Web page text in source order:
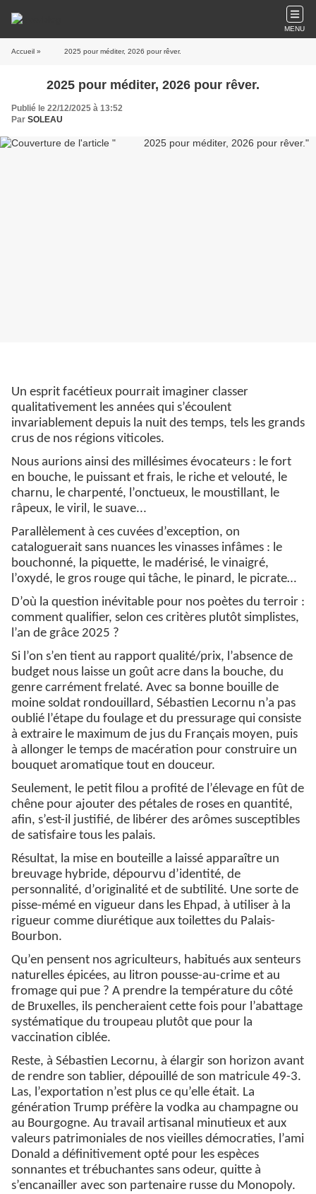
MENU
Accueil » 2025 pour méditer, 2026 pour rêver.
2025 pour méditer, 2026 pour rêver.
Publié le 22/12/2025 à 13:52
Par SOLEAU
Un esprit facétieux pourrait imaginer classer
qualitativement les années qui s’écoulent
invariablement depuis la nuit des temps, tels les grands
crus de nos régions viticoles.
Nous aurions ainsi des millésimes évocateurs : le fort
en bouche, le puissant et frais, le riche et velouté, le
charnu, le charpenté, l’onctueux, le moustillant, le
râpeux, le viril, le suave...
Parallèlement à ces cuvées d’exception, on
cataloguerait sans nuances les vinasses infâmes : le
bouchonné, la piquette, le madérisé, le vinaigré,
l’oxydé, le gros rouge qui tâche, le pinard, le picrate…
D’où la question inévitable pour nos poètes du terroir :
comment qualifier, selon ces critères plutôt simplistes,
l’an de grâce 2025 ?
Si l’on s’en tient au rapport qualité/prix, l’absence de
budget nous laisse un goût acre dans la bouche, du
genre carrément frelaté. Avec sa bonne bouille de
moine soldat rondouillard, Sébastien Lecornu n’a pas
oublié l’étape du foulage et du pressurage qui consiste
à extraire le maximum de jus du Français moyen, puis
à allonger le temps de macération pour construire un
bouquet aromatique tout en douceur.
Seulement, le petit filou a profité de l’élevage en fût de
chêne pour ajouter des pétales de roses en quantité,
afin, s’est-il justifié, de libérer des arômes susceptibles
de satisfaire tous les palais.
Résultat, la mise en bouteille a laissé apparaître un
breuvage hybride, dépourvu d’identité, de
personnalité, d’originalité et de subtilité. Une sorte de
pisse-mémé en vigueur dans les Ehpad, à utiliser à la
rigueur comme diurétique aux toilettes du Palais-
Bourbon.
Qu’en pensent nos agriculteurs, habitués aux senteurs
naturelles épicées, au litron pousse-au-crime et au
fromage qui pue ? A prendre la température du côté
de Bruxelles, ils pencheraient cette fois pour l’abattage
systématique du troupeau plutôt que pour la
vaccination ciblée.
Reste, à Sébastien Lecornu, à élargir son horizon avant
de rendre son tablier, dépouillé de son matricule 49-3.
Las, l’exportation n’est plus ce qu’elle était. La
génération Trump préfère la vodka au champagne ou
au Bourgogne. Au travail artisanal minutieux et aux
valeurs patrimoniales de nos vieilles démocraties, l’ami
Donald a définitivement opté pour les espèces
sonnantes et trébuchantes sans odeur, quitte à
s’encanailler avec son partenaire russe du Monopoly.